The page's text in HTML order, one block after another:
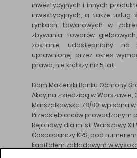
inwestycyjnych i innych
inwestycyjnych, a także usług
rynkach towarowych w
zbywania towarów
zostanie udostępniony na
uprawnionej przez okres
prawa, nie krótszy niż 5 lat.
Dom Maklerski Banku Ochrony
Akcyjna z siedzibą w Warszawie,
Marszałkowska 78/80, wpisana
Przedsiębiorców prowadzonym
Rejonowy dla m. st. Warszawy XII
Gospodarczy KRS, pod
kapitałem zakładowym w